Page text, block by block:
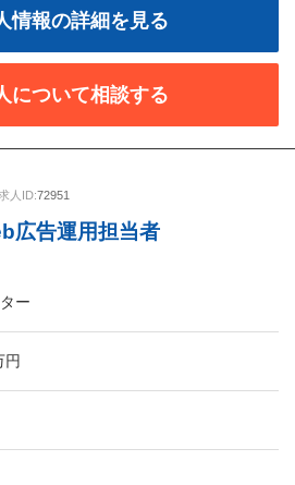
情報の詳細を見る
について相談する
人ID:72951
広告運用担当者
ー
円